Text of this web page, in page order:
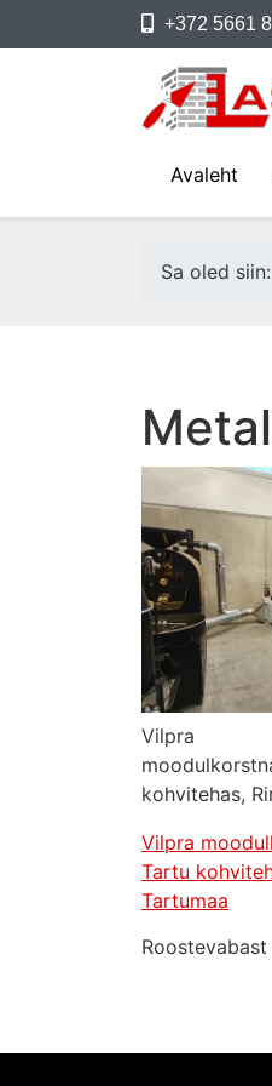
+372 5661
Avaleht
Sa oled siin:
Vilpra
kohvitehas,
Vilpra
Tartu
Tartumaa